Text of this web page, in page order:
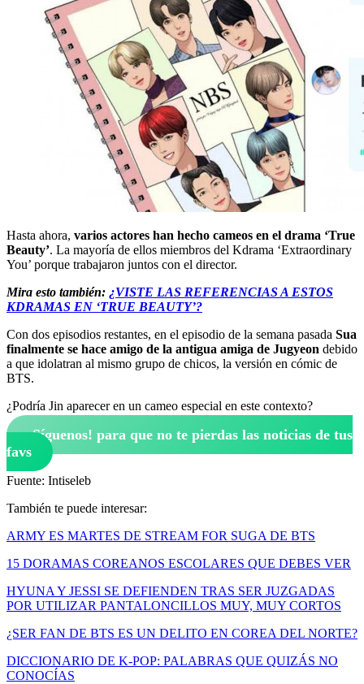
Hasta ahora, varios actores han hecho cameos en el drama ‘True
Beauty’. La mayoría de ellos miembros del Kdrama ‘Extraordinary
You’ porque trabajaron juntos con el director.
Mira esto también: ¿VISTE LAS REFERENCIAS A ESTOS
KDRAMAS EN ‘TRUE BEAUTY’?
Con dos episodios restantes, en el episodio de la semana pasada Sua
finalmente se hace amigo de la antigua amiga de Jugyeon debido
a que idolatran al mismo grupo de chicos, la versión en cómic de
BTS.
¿Podría Jin aparecer en un cameo especial en este contexto?
¡Síguenos! para que no te pierdas las noticias de tus
favs
Fuente: Intiseleb
También te puede interesar:
ARMY ES MARTES DE STREAM FOR SUGA DE BTS
15 DORAMAS COREANOS ESCOLARES QUE DEBES VER
HYUNA Y JESSI SE DEFIENDEN TRAS SER JUZGADAS
POR UTILIZAR PANTALONCILLOS MUY, MUY CORTOS
¿SER FAN DE BTS ES UN DELITO EN COREA DEL NORTE?
DICCIONARIO DE K-POP: PALABRAS QUE QUIZÁS NO
CONOCÍAS